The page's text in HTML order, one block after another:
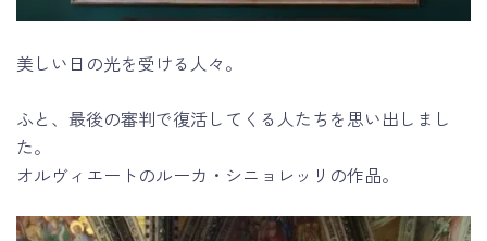
美しい日の光を受ける人々。
ふと、最後の審判で復活してくる人たちを思い出しまし
た。
オルヴィエートのルーカ・シニョレッリの作品。